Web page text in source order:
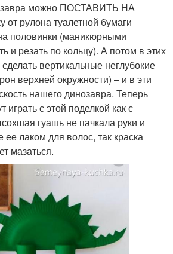
можно ПОСТАВИТЬ НА
рулона туалетной бумаги
половинки (маникюрными
и резать по кольцу). А потом в этих
вертикальные неглубокие
верхней окружности) – и в эти
нашего динозавра. Теперь
играть с этой поделкой как с
гуашь не пачкала руки и
лаком для волос, так краска
мазаться.